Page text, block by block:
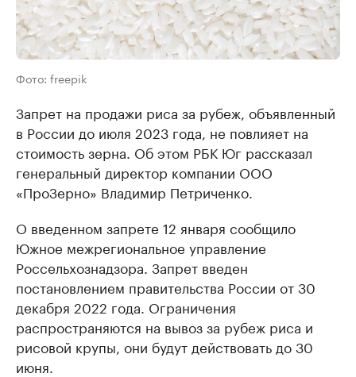
Фото: freepik
Запрет на продажи риса за рубеж, объявленный
в России до июля 2023 года, не повлияет на
стоимость зерна. Об этом РБК Юг рассказал
генеральный директор компании ООО
«ПроЗерно» Владимир Петриченко.
О введенном запрете 12 января сообщило
Южное межрегиональное управление
Россельхознадзора. Запрет введен
постановлением правительства России от 30
декабря 2022 года. Ограничения
распространяются на вывоз за рубеж риса и
рисовой крупы, они будут действовать до 30
июня.